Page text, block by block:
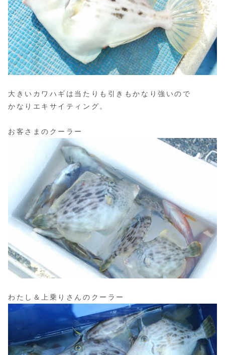
大きいカワハギは当たりも引きもかなり強いので
かなりエキサイティング。
お客さまのクーラー
わたし＆上乗りさんのクーラー